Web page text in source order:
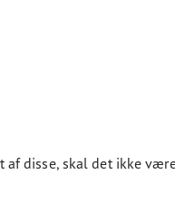
af disse, skal det ikke